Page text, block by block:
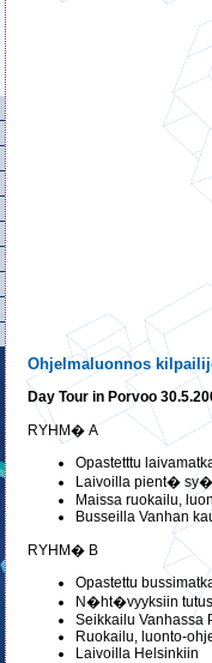
Ohjelmaluonnos
Day Tour in Porvoo
RYHM� A
Opastetttu
Laivoilla pient�
Maissa ruokailu,
Busseilla Vanhan
RYHM� B
Opastettu
N�ht�vyyksiin
Seikkailu Vanhassa
Ruokailu, luonto-
Laivoilla Helsinkiin